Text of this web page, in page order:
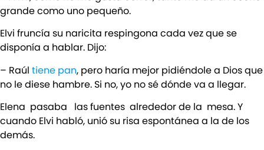
grande como uno pequeño.
Elvi fruncía su naricita respingona cada vez que se
disponía a hablar. Dijo:
– Raúl tiene pan, pero haría mejor pidiéndole a Dios que
no le diese hambre. Si no, yo no sé dónde va a llegar.
Elena pasaba las fuentes alrededor de la mesa. Y
cuando Elvi habló, unió su risa espontánea a la de los
demás.